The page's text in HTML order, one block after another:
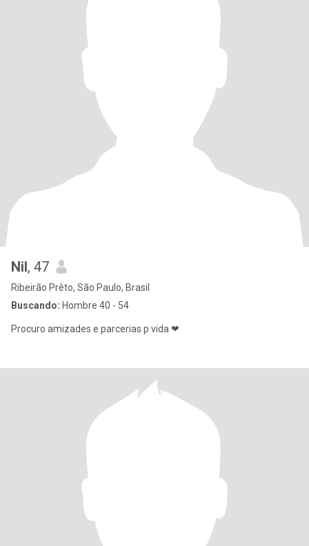
Nil, 47
Ribeirão Prêto, São Paulo, Brasil
Buscando: Hombre 40 - 54
Procuro amizades e parcerias p vida ❤